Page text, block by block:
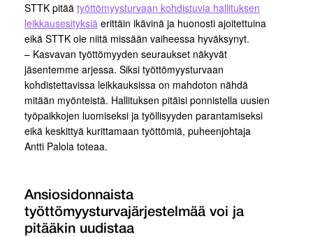
STTK pitää työttömyysturvaan kohdistuvia hallituksen
leikkausesityksiä erittäin ikävinä ja huonosti ajoitettuina
eikä STTK ole niitä missään vaiheessa hyväksynyt.
– Kasvavan työttömyyden seuraukset näkyvät
jäsentemme arjessa. Siksi työttömyysturvaan
kohdistettavissa leikkauksissa on mahdoton nähdä
mitään myönteistä. Hallituksen pitäisi ponnistella uusien
työpaikkojen luomiseksi ja työllisyyden parantamiseksi
eikä keskittyä kurittamaan työttömiä, puheenjohtaja
Antti Palola toteaa.
Ansiosidonnaista
työttömyysturvajärjestelmää voi ja
pitääkin uudistaa